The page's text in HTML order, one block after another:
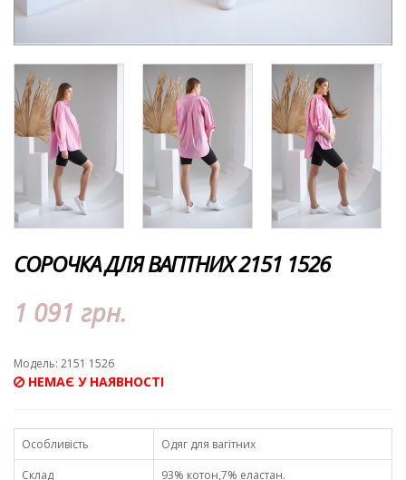
СОРОЧКА ДЛЯ ВАГІТНИХ 2151 1526
1 091 грн.
Модель: 2151 1526
НЕМАЄ У НАЯВНОСТІ
Особливість
Одяг для вагітних
Склад
93% котон,7% еластан.